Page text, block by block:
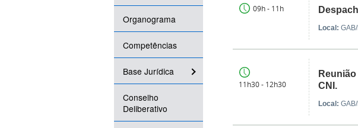
Organograma
Competências
Base Jurídica
Conselho
Deliberativo
09h - 11h
Local:
11h30 - 12h30
CNI.
Local: